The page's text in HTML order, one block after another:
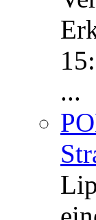
...